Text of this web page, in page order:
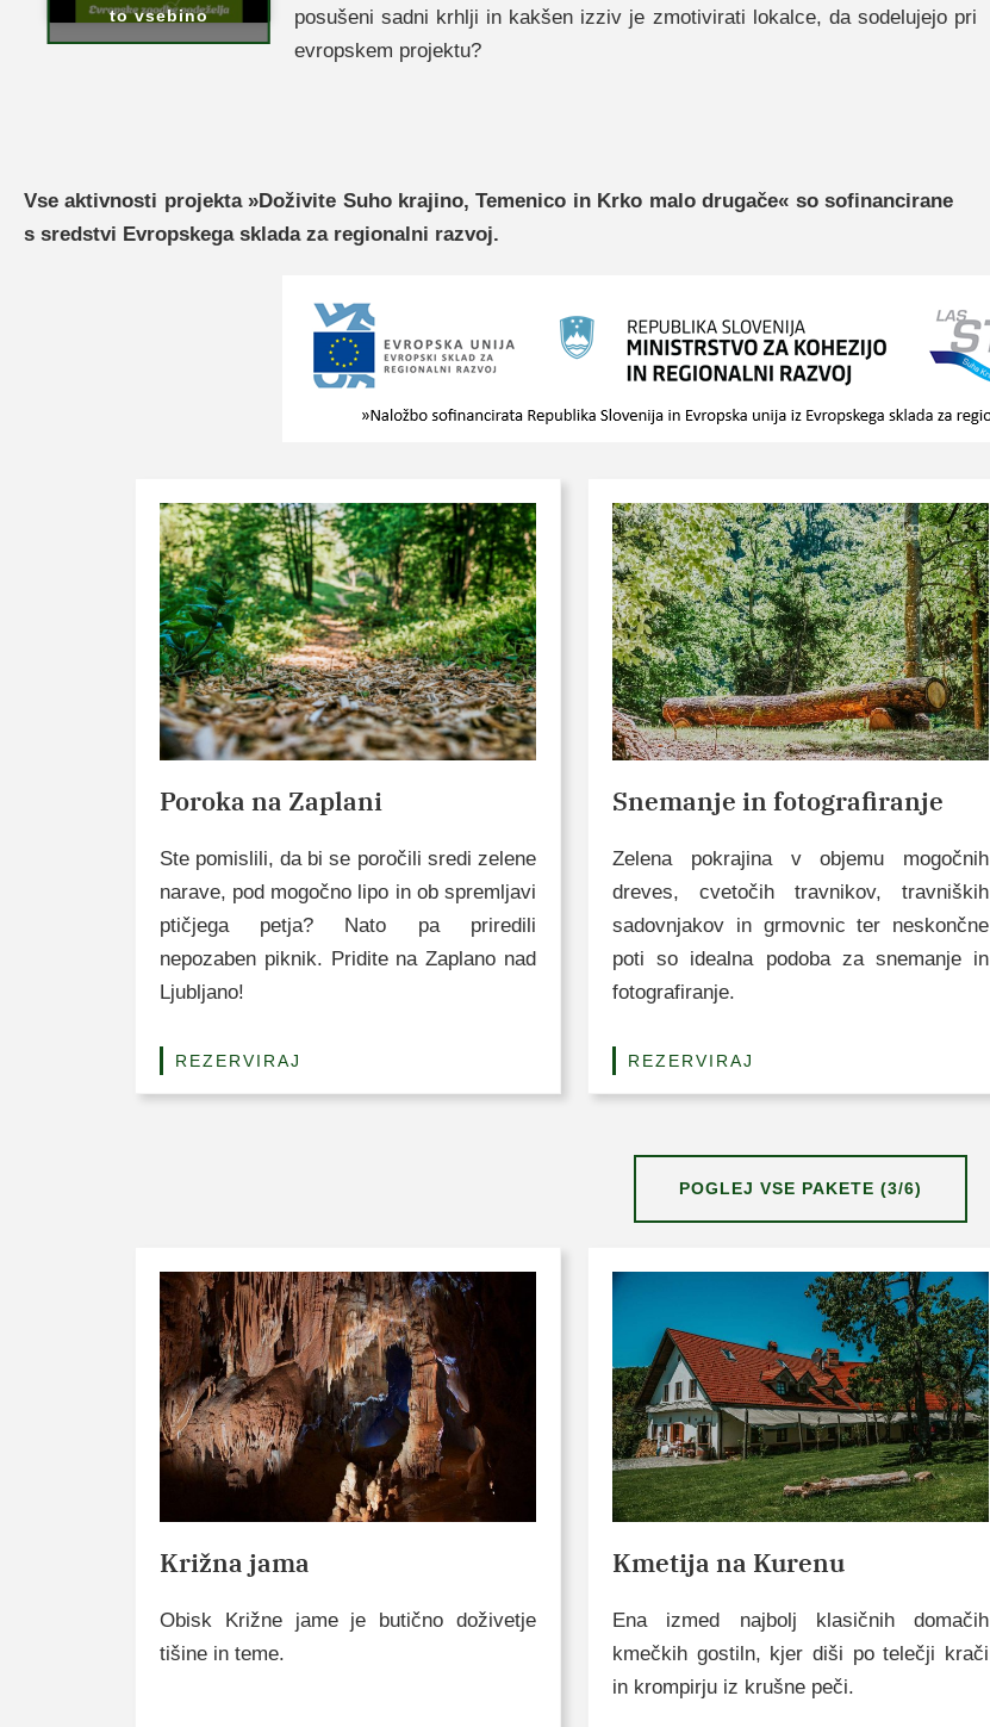
to vsebino
posušeni sadni krhlji in kakšen izziv je zmotivirati lokalce, da sodelujejo pri
evropskem projektu?
Vse aktivnosti projekta »Doživite Suho krajino, Temenico in Krko malo drugače« so sofinancirane
s sredstvi Evropskega sklada za regionalni razvoj.
Poroka na Zaplani
Ste pomislili, da bi se poročili sredi zelene
narave, pod mogočno lipo in ob spremljavi
ptičjega petja? Nato pa priredili
nepozaben piknik. Pridite na Zaplano nad
Ljubljano!
REZERVIRAJ
Snemanje in fotografiranje
Zelena pokrajina v objemu mogočnih
dreves, cvetočih travnikov, travniških
sadovnjakov in grmovnic ter neskončne
poti so idealna podoba za snemanje in
fotografiranje.
REZERVIRAJ
POGLEJ VSE PAKETE (3/6)
Križna jama
Obisk Križne jame je butično doživetje
tišine in teme.
Kmetija na Kurenu
Ena izmed najbolj klasičnih domačih
kmečkih gostiln, kjer diši po telečji krači
in krompirju iz krušne peči.